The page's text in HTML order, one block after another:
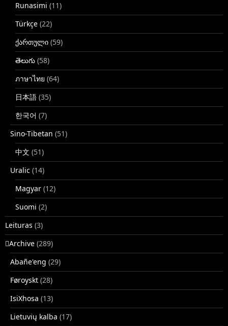
Runasimi (11)
Türkçe (22)
ქართული (59)
తెలుగు (58)
ภาษาไทย (64)
日本語 (35)
한국어 (7)
Sino-Tibetan (51)
中文 (51)
Uralic (14)
Magyar (12)
Suomi (2)
Leituras (3)
􏿽Archive (289)
Abañe'eng (29)
Føroyskt (28)
IsiXhosa (13)
Lietuvių kalba (17)